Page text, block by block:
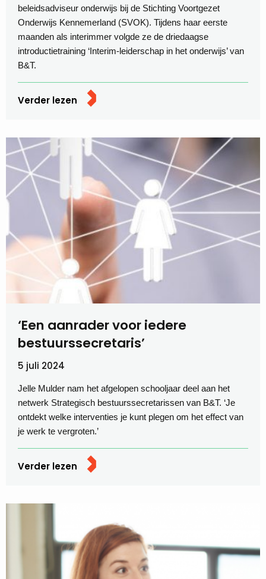
beleidsadviseur onderwijs bij de Stichting Voortgezet
Onderwijs Kennemerland (SVOK). Tijdens haar eerste
maanden als interimmer volgde ze de driedaagse
introductietraining ‘Interim-leiderschap in het onderwijs’ van
B&T.
Verder lezen
‘Een aanrader voor iedere
bestuurssecretaris’
5 juli 2024
Jelle Mulder nam het afgelopen schooljaar deel aan het
netwerk Strategisch bestuurssecretarissen van B&T. ‘Je
ontdekt welke interventies je kunt plegen om het effect van
je werk te vergroten.’
Verder lezen